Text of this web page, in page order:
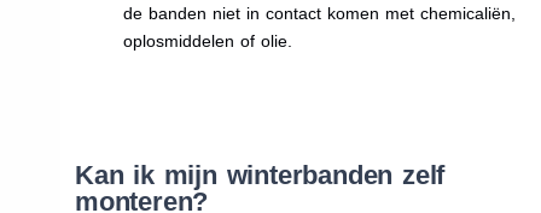
de banden niet in contact komen met chemicaliën,
oplosmiddelen of olie.
Kan ik mijn winterbanden zelf
monteren?